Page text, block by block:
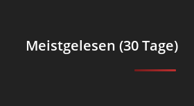
Meistgelesen (30 Tage)